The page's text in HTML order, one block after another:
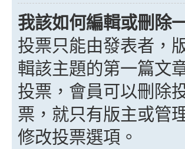
我該如何編輯或刪除
投票只能由發表者，
輯該主題的第一篇文
投票，會員可以刪除
票，就只有版主或管
修改投票選項。